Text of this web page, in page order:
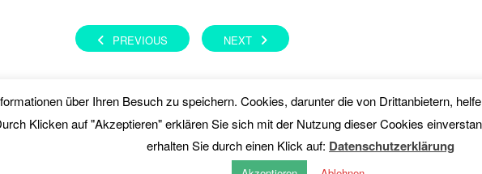
PREVIOUS NEXT
über Ihren Besuch zu speichern. Cookies, darunter die von Drittanbietern,
Klicken auf "Akzeptieren" erklären Sie sich mit der Nutzung dieser Cookies
erhalten Sie durch einen Klick auf: Datenschutzerklärung